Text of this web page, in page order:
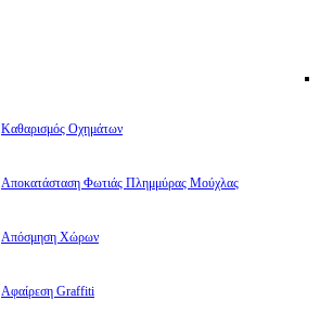
Καθαρισμός Οχημάτων
Αποκατάσταση Φωτιάς Πλημμύρας Μούχλας
Απόσμηση Χώρων
Αφαίρεση Graffiti